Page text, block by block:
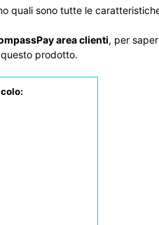
quali sono tutte le
area clienti, per
prodotto.